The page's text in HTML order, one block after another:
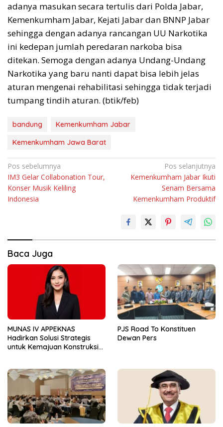
adanya masukan secara tertulis dari Polda Jabar,
Kemenkumham Jabar, Kejati Jabar dan BNNP Jabar
sehingga dengan adanya rancangan UU Narkotika
ini kedepan jumlah peredaran narkoba bisa
ditekan. Semoga dengan adanya Undang-Undang
Narkotika yang baru nanti dapat bisa lebih jelas
aturan mengenai rehabilitasi sehingga tidak terjadi
tumpang tindih aturan. (btik/feb)
bandung
Kemenkumham Jabar
Kemenkumham Jawa Barat
Navigasi
pos
Pos sebelumnya
IM3 Gelar Collabonation Tour,
Konser Musik Keliling
Indonesia
Pos selanjutnya
Kemenkumham Jabar Ikuti
Senam Bersama
Kemenkumham Produktif
Baca Juga
MUNAS IV APPEKNAS
Hadirkan Solusi Strategis
untuk Kemajuan Konstruksi
PJS Road To Konstituen
Dewan Pers